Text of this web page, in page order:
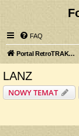
FAQ
Portal RetroTRAKTOR.pl
LANZ
NOWY TEMAT